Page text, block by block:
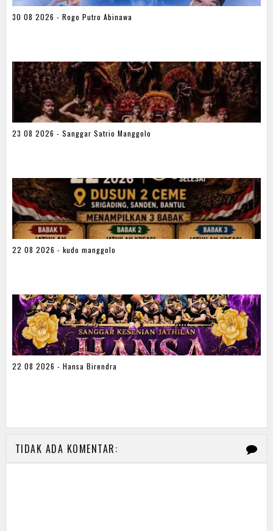
30 08 2026 - Rogo Putro Abinawa
23 08 2026 - Sanggar Satrio Manggolo
22 08 2026 - kudo manggolo
22 08 2026 - Hansa Birendra
TIDAK ADA KOMENTAR: